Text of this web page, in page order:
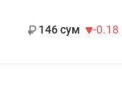
146 сум
-0.18